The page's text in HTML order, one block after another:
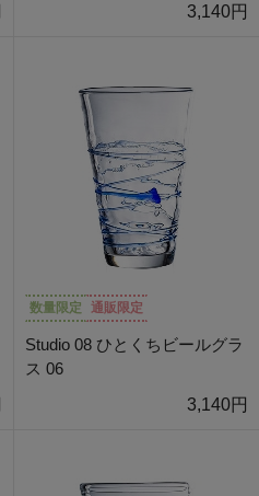
3,140円
数量限定 通販限定
Studio 08 ひとくちビールグラ
ス 06
3,140円